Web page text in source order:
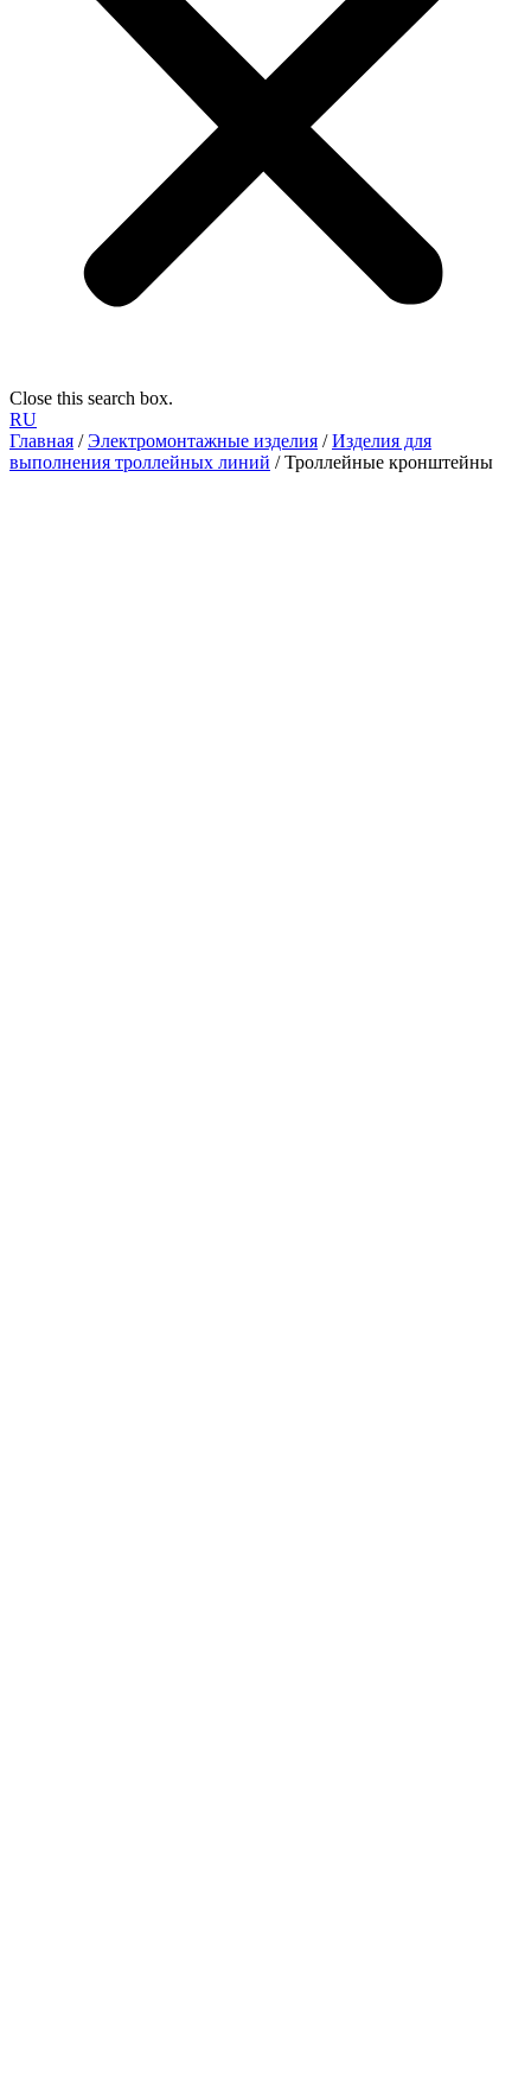
Close this search box.
RU
Главная /Электромонтажные изделия /Изделия для
выполнения троллейных линий / Троллейные кронштейны